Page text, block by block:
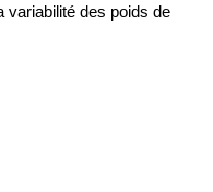
variabilité des poids de